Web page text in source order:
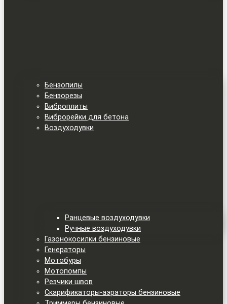
Бензопилы
Бензорезы
Виброплиты
Виброрейки для бетона
Воздуходувки
Ранцевые воздуходувки
Ручные воздуходувки
Газонокосилки бензиновые
Генераторы
Мотобуры
Мотопомпы
Резчики швов
Скарификаторы-аэраторы бензиновые